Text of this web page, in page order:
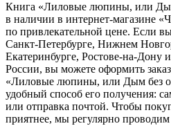
Книга «Лиловые люпины, или
в наличии в интернет-магазине
по привлекательной цене. Если
Санкт-Петербурге, Нижнем
Екатеринбурге, Ростове-на-Дону
России, вы можете оформить
«Лиловые люпины, или Дым без
удобный способ его получения:
или отправка почтой. Чтобы
приятнее, мы регулярно